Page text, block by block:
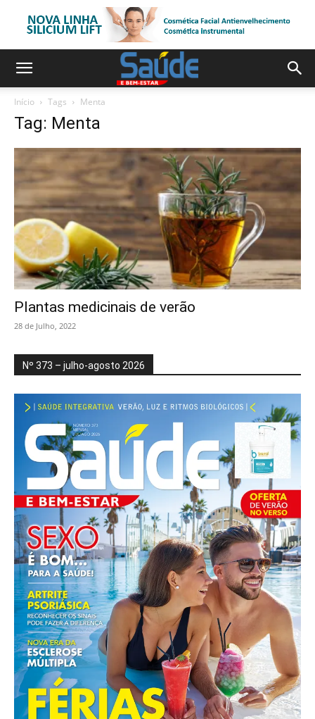
Início Tags Menta
Tag: Menta
Plantas medicinais de verão
28 de Julho, 2022
Nº 373 – julho-agosto 2026